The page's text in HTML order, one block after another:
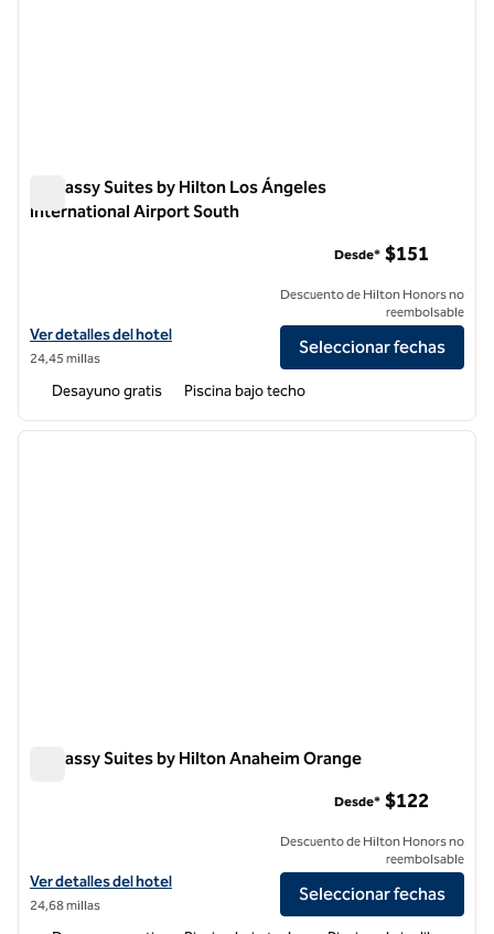
Embassy Suites by Hilton Los Ángeles
International Airport South
Ver detalles del hotel Embassy Suites by Hilton Los Angeles
Ver detalles del hotel
24,45 millas
Desde* $151
Descuento de Hilton Honors no
reembolsable
Seleccionar fechas
Desayuno gratis Piscina bajo techo
1 de 12
Embassy Suites by Hilton Anaheim Orange
Ver detalles del hotel Embassy Suites by Hilton Anaheim Orange
Ver detalles del hotel
24,68 millas
Desde* $122
Descuento de Hilton Honors no
reembolsable
Seleccionar fechas